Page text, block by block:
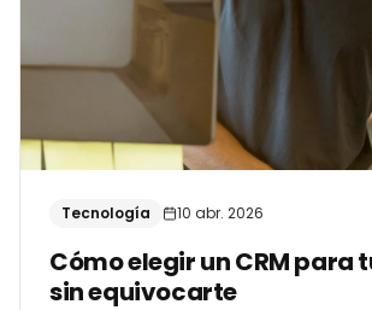
Tecnología 10 abr. 2026
Cómo elegir un CRM para
sin equivocarte